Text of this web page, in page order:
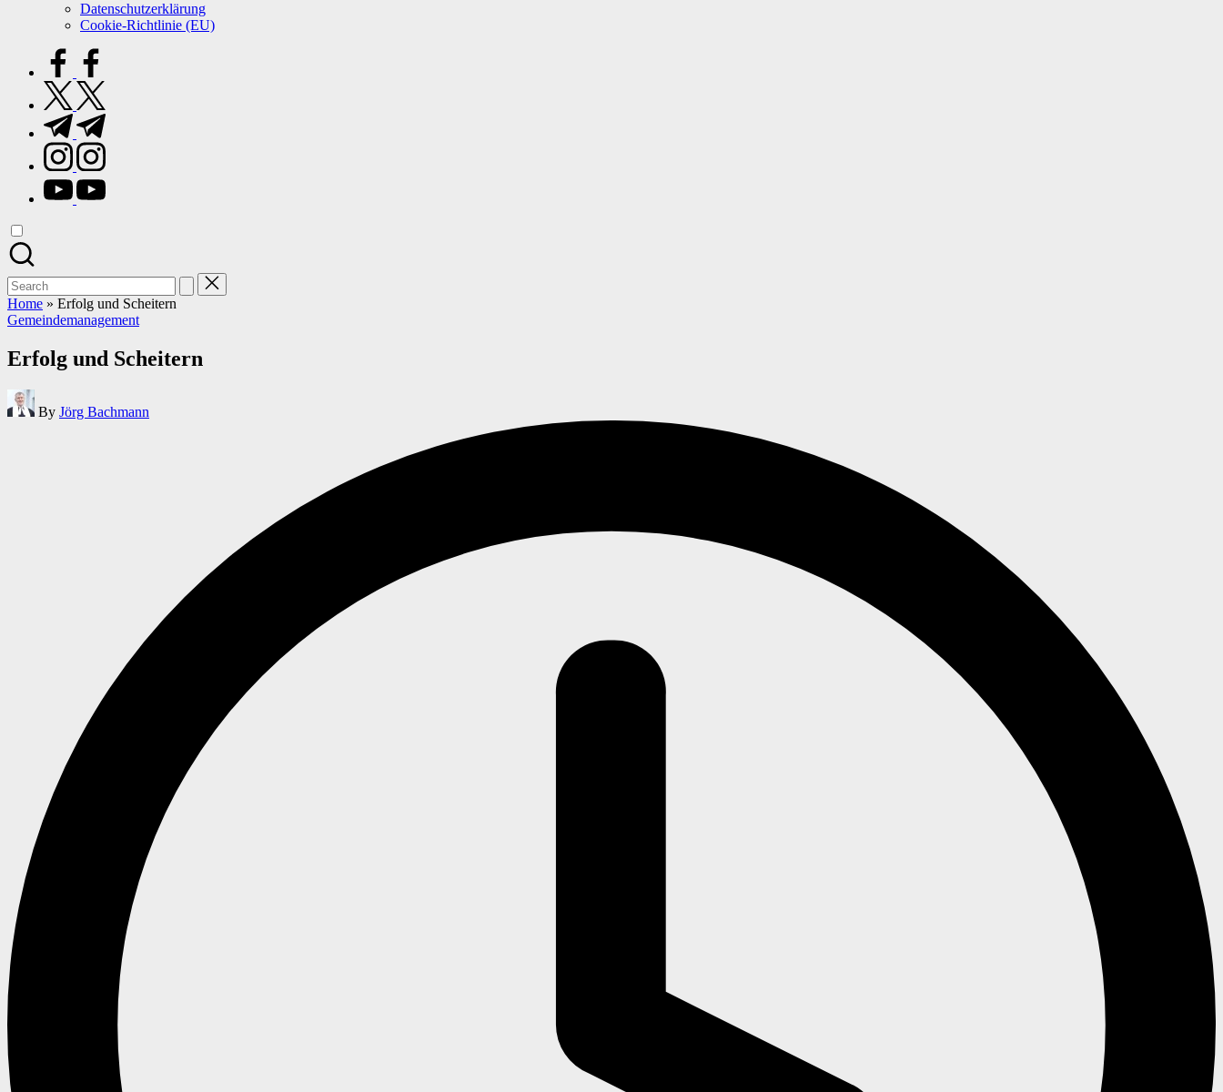
Datenschutzerklärung
Cookie-Richtlinie (EU)
facebook.com
twitter.com
t.me
instagram.com
youtube.com
Search
for:
Home » Erfolg und Scheitern
Posted
Gemeindemanagement
Erfolg und Scheitern
Posted
by
By Jörg Bachmann